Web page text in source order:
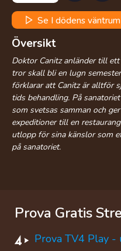
Se I dödens väntrum
Översikt
Doktor Canitz anländer till
tror skall bli en lugn
förklarar att Canitz är alltför
tids behandling. På
som svetsas samman och
expeditioner till en
utlopp för sina känslor som
på sanatoriet.
Prova Gratis
Prova TV4 Play -